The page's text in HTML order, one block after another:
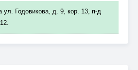
ул. Годовикова, д. 9, кор. 13, п-д